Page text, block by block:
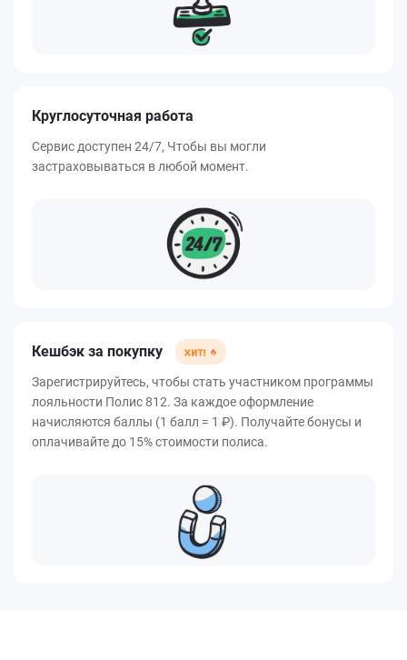
Круглосуточная работа
Сервис доступен 24/7, Чтобы вы могли
застраховываться в любой момент.
Кешбэк за покупку
Зарегистрируйтесь, чтобы стать участником программы
лояльности Полис 812. За каждое оформление
начисляются баллы (1 балл = 1 ₽). Получайте бонусы и
оплачивайте до 15% стоимости полиса.